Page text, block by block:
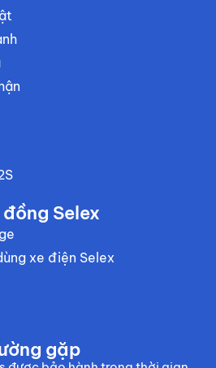
Selex
xe điện Selex
gặp